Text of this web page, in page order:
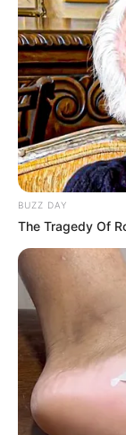
41
10:21 / 06 Avqust
Rusiya
zərbələri
46
BUZZ DAY
The Tragedy Of